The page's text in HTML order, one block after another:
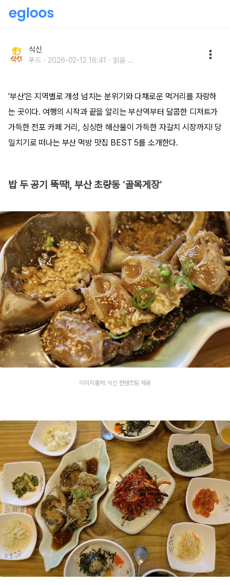
식신
푸드 2026-02-12 16:41 읽음 ...
'부산'은 지역별로 개성 넘치는 분위기와 다채로운 먹거리를 자랑하
는 곳이다. 여행의 시작과 끝을 알리는 부산역부터 달콤한 디저트가
가득한 전포 카페 거리, 싱싱한 해산물이 가득한 자갈치 시장까지! 당
일치기로 떠나는 부산 먹방 맛집 BEST 5를 소개한다.
밥 두 공기 뚝딱!, 부산 초량동 ‘골목게장’
이미지출처: 식신 컨텐츠팀 제공